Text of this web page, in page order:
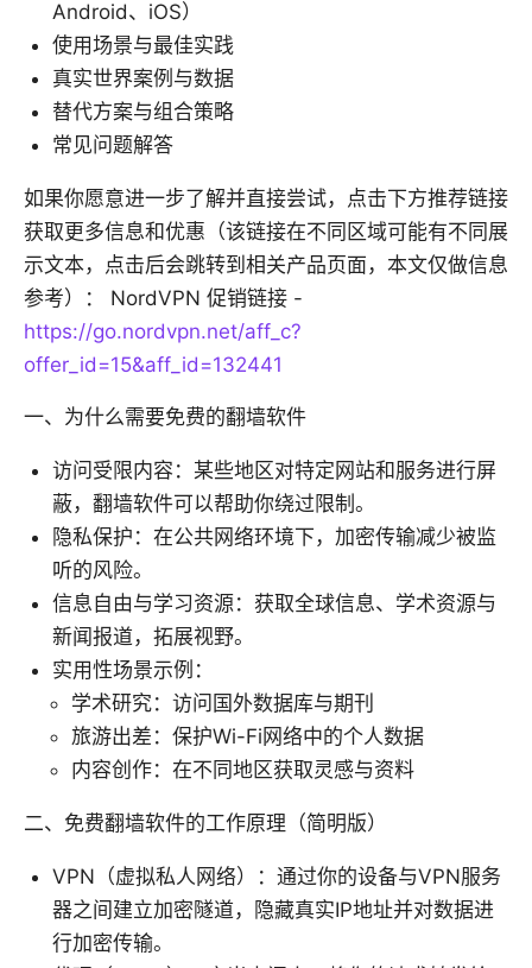
Android、iOS）
使用场景与最佳实践
真实世界案例与数据
替代方案与组合策略
常见问题解答
如果你愿意进一步了解并直接尝试，点击下方推荐链接
获取更多信息和优惠（该链接在不同区域可能有不同展
示文本，点击后会跳转到相关产品页面，本文仅做信息
参考）： NordVPN 促销链接 -
https://go.nordvpn.net/aff_c?
offer_id=15&aff_id=132441
一、为什么需要免费的翻墙软件
访问受限内容：某些地区对特定网站和服务进行屏
蔽，翻墙软件可以帮助你绕过限制。
隐私保护：在公共网络环境下，加密传输减少被监
听的风险。
信息自由与学习资源：获取全球信息、学术资源与
新闻报道，拓展视野。
实用性场景示例：
学术研究：访问国外数据库与期刊
旅游出差：保护Wi-Fi网络中的个人数据
内容创作：在不同地区获取灵感与资料
二、免费翻墙软件的工作原理（简明版）
VPN（虚拟私人网络）：通过你的设备与VPN服务
器之间建立加密隧道，隐藏真实IP地址并对数据进
行加密传输。